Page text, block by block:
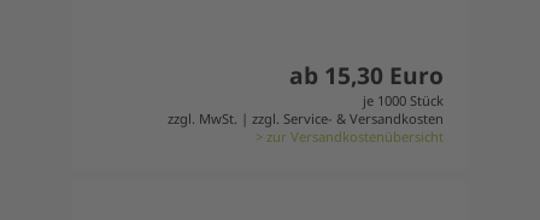
ab 15,30 Euro
je 1000 Stück
zzgl. MwSt. | zzgl. Service- & Versandkosten
> zur Versandkostenübersicht